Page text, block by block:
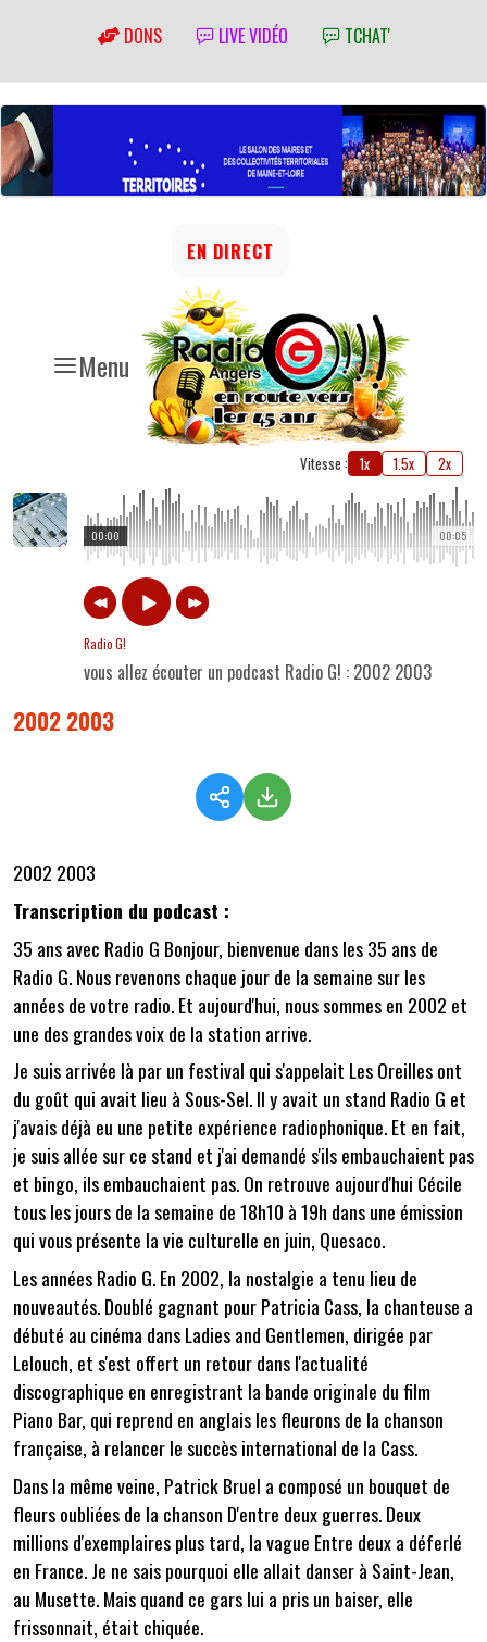
DONS LIVE VIDÉO TCHAT'
Menu
EN DIRECT
Vitesse : 1x 1.5x 2x
00:05
00:00
Radio G!
vous allez écouter un podcast Radio G! : 2002 2003
2002 2003
2002 2003
Transcription du podcast :
35 ans avec Radio G Bonjour, bienvenue dans les 35 ans de
Radio G. Nous revenons chaque jour de la semaine sur les
années de votre radio. Et aujourd'hui, nous sommes en 2002 et
une des grandes voix de la station arrive.
Je suis arrivée là par un festival qui s'appelait Les Oreilles ont
du goût qui avait lieu à Sous-Sel. Il y avait un stand Radio G et
j'avais déjà eu une petite expérience radiophonique. Et en fait,
je suis allée sur ce stand et j'ai demandé s'ils embauchaient pas
et bingo, ils embauchaient pas. On retrouve aujourd'hui Cécile
tous les jours de la semaine de 18h10 à 19h dans une émission
qui vous présente la vie culturelle en juin, Quesaco.
Les années Radio G. En 2002, la nostalgie a tenu lieu de
nouveautés. Doublé gagnant pour Patricia Cass, la chanteuse a
débuté au cinéma dans Ladies and Gentlemen, dirigée par
Lelouch, et s'est offert un retour dans l'actualité
discographique en enregistrant la bande originale du film
Piano Bar, qui reprend en anglais les fleurons de la chanson
française, à relancer le succès international de la Cass.
Dans la même veine, Patrick Bruel a composé un bouquet de
fleurs oubliées de la chanson D'entre deux guerres. Deux
millions d'exemplaires plus tard, la vague Entre deux a déferlé
en France. Je ne sais pourquoi elle allait danser à Saint-Jean,
au Musette. Mais quand ce gars lui a pris un baiser, elle
frissonnait, était chiquée.